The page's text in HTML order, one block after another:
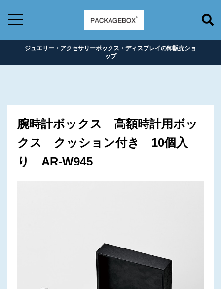
ジュエリー・アクセサリーボックス・ディスプレイの卸販売ショ
ップ
腕時計ボックス 高額時計用ボッ
クス クッション付き 10個入
り AR-W945